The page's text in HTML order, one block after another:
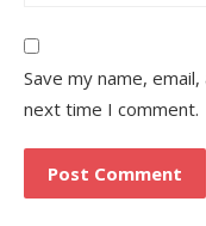
Save my name,
next time I comment.